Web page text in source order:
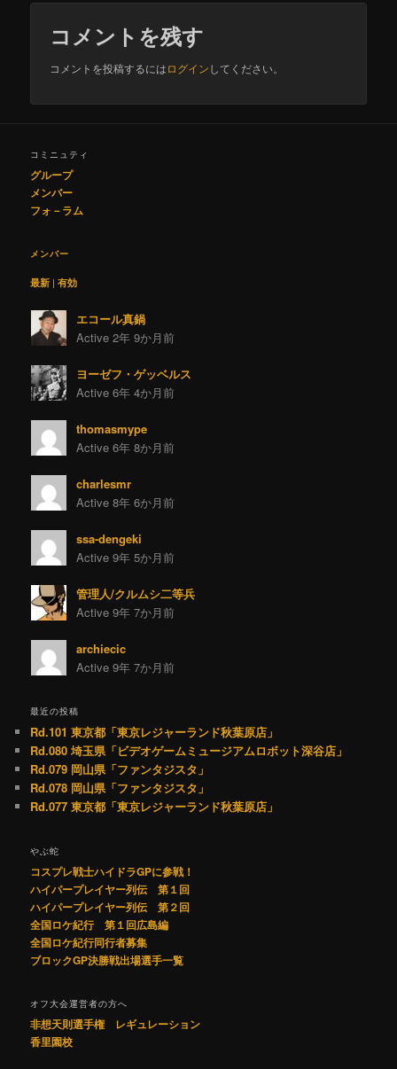
コメントを残す
コメントを投稿するにはログインしてください。
コミニュティ
グループ
メンバー
フォ－ラム
メンバー
最新 | 有効
エコール真鍋
Active 2年 9か月前
ヨーゼフ・ゲッベルス
Active 6年 4か月前
thomasmype
Active 6年 8か月前
charlesmr
Active 8年 6か月前
ssa-dengeki
Active 9年 5か月前
管理人/クルムシ二等兵
Active 9年 7か月前
archiecic
Active 9年 7か月前
最近の投稿
Rd.101 東京都「東京レジャーランド秋葉原店」
Rd.080 埼玉県「ビデオゲームミュージアムロボット深谷店」
Rd.079 岡山県「ファンタジスタ」
Rd.078 岡山県「ファンタジスタ」
Rd.077 東京都「東京レジャーランド秋葉原店」
やぶ蛇
コスプレ戦士ハイドラGPに参戦！
ハイパープレイヤー列伝 第１回
ハイパープレイヤー列伝 第２回
全国ロケ紀行 第１回広島編
全国ロケ紀行同行者募集
ブロックGP決勝戦出場選手一覧
オフ大会運営者の方へ
非想天則選手権 レギュレーション
香里園校